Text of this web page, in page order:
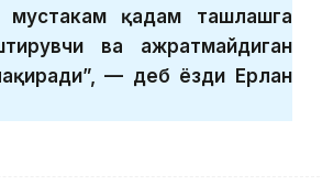
қадам ташлашга
ва ажратмайдиган
— деб ёзди Ерлан